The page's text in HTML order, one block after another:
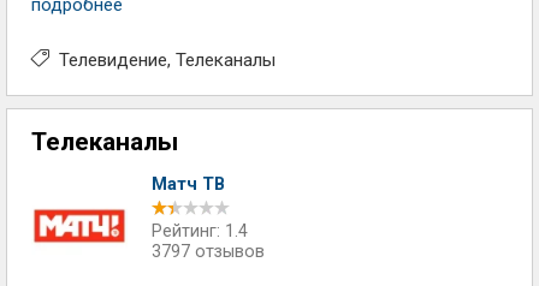
подробнее
Телевидение Телеканалы
Телеканалы
Матч ТВ
Рейтинг: 1.4
3797 отзывов